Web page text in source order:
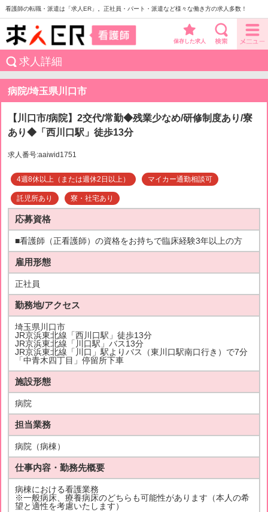
看護師の転職・派遣は「求人ER」。正社員・パート・派遣など様々な働き方の求人多数！
保存した求人
求人詳細
病院/埼玉県川口市
【川口市/病院】2交代/常勤◆残業少なめ/研修制度あり/寮
あり◆「西川口駅」徒歩13分
求人番号:aaiwid1751
4週8休以上（または週休2日以上） マイカー通勤相談可
託児所あり 寮・社宅あり
応募資格
■看護師（正看護師）の資格をお持ちで臨床経験3年以上の方
雇用形態
正社員
勤務地/アクセス
埼玉県川口市
JR京浜東北線「西川口駅」徒歩13分
JR京浜東北線「川口駅」バス13分
JR京浜東北線「川口」駅よりバス（東川口駅南口行き）で7分
「中青木四丁目」停留所下車
施設形態
病院
担当業務
病院（病棟）
仕事内容・勤務先概要
病棟における看護業務
※一般病床、療養病床のどちらも可能性があります（本人の希
望と適性を考慮いたします）